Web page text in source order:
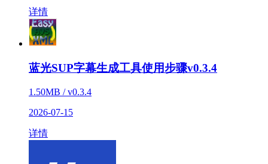
详情
蓝光SUP字幕生成工具使用步骤v0.3.4
1.50MB / v0.3.4
2026-07-15
详情